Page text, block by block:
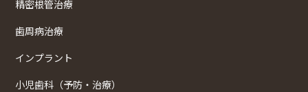
精密根管治療
歯周病治療
インプラント
小児歯科（予防・治療）